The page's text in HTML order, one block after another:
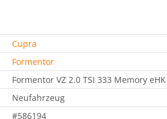
Cupra
Formentor
Formentor VZ 2.0 TSI 333 Memory
Neufahrzeug
#586194